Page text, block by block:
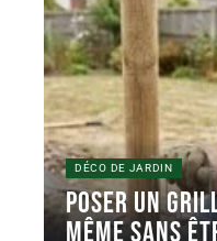
DÉCO DE JARDIN
Poser un
même sans